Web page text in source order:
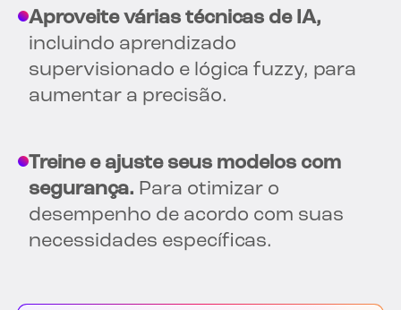
Aproveite várias técnicas de IA,
incluindo aprendizado
supervisionado e lógica fuzzy, para
aumentar a precisão.
Treine e ajuste seus modelos com
segurança. Para otimizar o
desempenho de acordo com suas
necessidades específicas.